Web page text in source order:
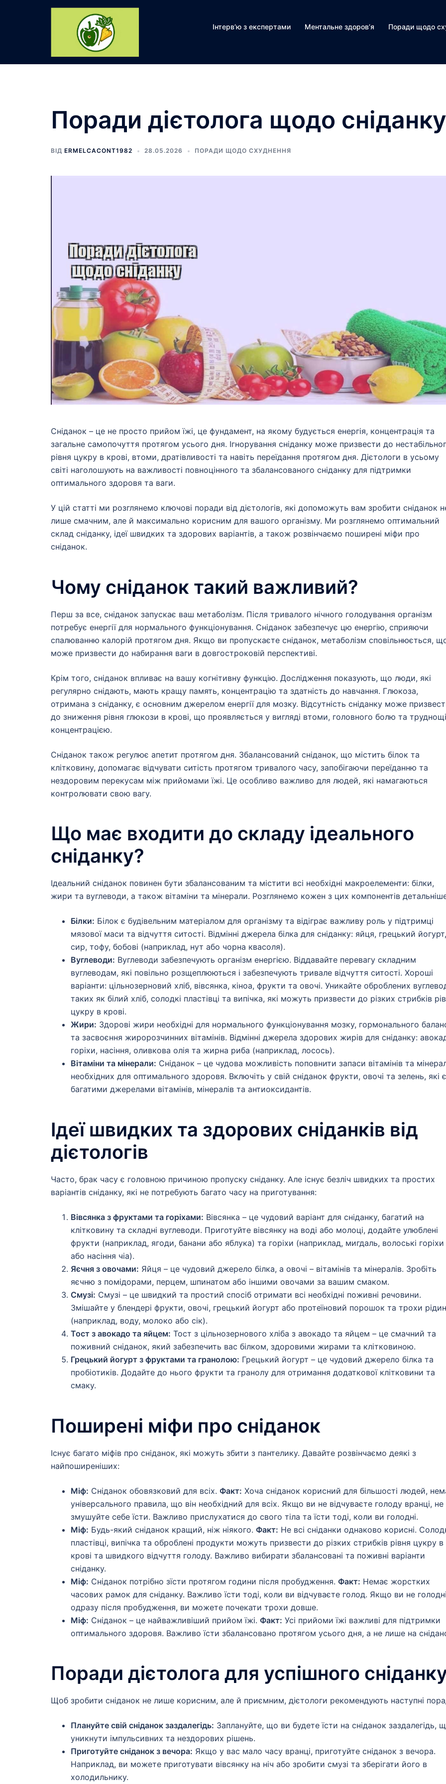
Інтерв’ю з експертами Ментальне здоров’я Поради щодо
Поради дієтолога щодо сніданку
ВІД ERMELCACONT1982 28.05.2026 ПОРАДИ ЩОДО СХУДНЕННЯ
Сніданок – це не просто прийом їжі, це фундамент, на якому будується енергія, концентрація та
загальне самопочуття протягом усього дня. Ігнорування сніданку може призвести до
рівня цукру в крові, втоми, дратівливості та навіть переїдання протягом дня. Дієтологи в усьому
світі наголошують на важливості повноцінного та збалансованого сніданку для підтримки
оптимального здоровя та ваги.
У цій статті ми розглянемо ключові поради від дієтологів, які допоможуть вам зробити сніданок
лише смачним, але й максимально корисним для вашого організму. Ми розглянемо оптимальний
склад сніданку, ідеї швидких та здорових варіантів, а також розвінчаємо поширені міфи про
сніданок.
Чому сніданок такий важливий?
Перш за все, сніданок запускає ваш метаболізм. Після тривалого нічного голодування організм
потребує енергії для нормального функціонування. Сніданок забезпечує цю енергію, сприяючи
спалюванню калорій протягом дня. Якщо ви пропускаєте сніданок, метаболізм сповільнюється,
може призвести до набирання ваги в довгостроковій перспективі.
Крім того, сніданок впливає на вашу когнітивну функцію. Дослідження показують, що люди, які
регулярно снідають, мають кращу память, концентрацію та здатність до навчання. Глюкоза,
отримана з сніданку, є основним джерелом енергії для мозку. Відсутність сніданку може
до зниження рівня глюкози в крові, що проявляється у вигляді втоми, головного болю та
концентрацією.
Сніданок також регулює апетит протягом дня. Збалансований сніданок, що містить білок та
клітковину, допомагає відчувати ситість протягом тривалого часу, запобігаючи переїданню та
нездоровим перекусам між прийомами їжі. Це особливо важливо для людей, які намагаються
контролювати свою вагу.
Що має входити до складу ідеального
сніданку?
Ідеальний сніданок повинен бути збалансованим та містити всі необхідні макроелементи: білки,
жири та вуглеводи, а також вітаміни та мінерали. Розглянемо кожен з цих компонентів
Білки: Білок є будівельним матеріалом для організму та відіграє важливу роль у підтримці
мязової маси та відчуття ситості. Відмінні джерела білка для сніданку: яйця, грецький йогурт,
сир, тофу, бобові (наприклад, нут або чорна квасоля).
Вуглеводи: Вуглеводи забезпечують організм енергією. Віддавайте перевагу складним
вуглеводам, які повільно розщеплюються і забезпечують тривале відчуття ситості. Хороші
варіанти: цільнозерновий хліб, вівсянка, кіноа, фрукти та овочі. Уникайте оброблених
таких як білий хліб, солодкі пластівці та випічка, які можуть призвести до різких стрибків
цукру в крові.
Жири: Здорові жири необхідні для нормального функціонування мозку, гормонального
та засвоєння жиророзчинних вітамінів. Відмінні джерела здорових жирів для сніданку:
горіхи, насіння, оливкова олія та жирна риба (наприклад, лосось).
Вітаміни та мінерали: Сніданок – це чудова можливість поповнити запаси вітамінів та
необхідних для оптимального здоровя. Включіть у свій сніданок фрукти, овочі та зелень, які є
багатими джерелами вітамінів, мінералів та антиоксидантів.
Ідеї швидких та здорових сніданків від
дієтологів
Часто, брак часу є головною причиною пропуску сніданку. Але існує безліч швидких та простих
варіантів сніданку, які не потребують багато часу на приготування:
Вівсянка з фруктами та горіхами: Вівсянка – це чудовий варіант для сніданку, багатий на
клітковину та складні вуглеводи. Приготуйте вівсянку на воді або молоці, додайте улюблені
фрукти (наприклад, ягоди, банани або яблука) та горіхи (наприклад, мигдаль, волоські горіхи
або насіння чіа).
Яєчня з овочами: Яйця – це чудовий джерело білка, а овочі – вітамінів та мінералів. Зробіть
яєчню з помідорами, перцем, шпинатом або іншими овочами за вашим смаком.
Смузі: Смузі – це швидкий та простий спосіб отримати всі необхідні поживні речовини.
Змішайте у блендері фрукти, овочі, грецький йогурт або протеїновий порошок та трохи
(наприклад, воду, молоко або сік).
Тост з авокадо та яйцем: Тост з цільнозернового хліба з авокадо та яйцем – це смачний та
поживний сніданок, який забезпечить вас білком, здоровими жирами та клітковиною.
Грецький йогурт з фруктами та гранолою: Грецький йогурт – це чудовий джерело білка та
пробіотиків. Додайте до нього фрукти та гранолу для отримання додаткової клітковини та
смаку.
Поширені міфи про сніданок
Існує багато міфів про сніданок, які можуть збити з пантелику. Давайте розвінчаємо деякі з
найпоширеніших:
Міф: Сніданок обовязковий для всіх. Факт: Хоча сніданок корисний для більшості людей,
універсального правила, що він необхідний для всіх. Якщо ви не відчуваєте голоду вранці, не
змушуйте себе їсти. Важливо прислухатися до свого тіла та їсти тоді, коли ви голодні.
Міф: Будь-який сніданок кращий, ніж ніякого. Факт: Не всі сніданки однаково корисні.
пластівці, випічка та оброблені продукти можуть призвести до різких стрибків рівня цукру в
крові та швидкого відчуття голоду. Важливо вибирати збалансовані та поживні варіанти
сніданку.
Міф: Сніданок потрібно зїсти протягом години після пробудження. Факт: Немає жорстких
часових рамок для сніданку. Важливо їсти тоді, коли ви відчуваєте голод. Якщо ви не
одразу після пробудження, ви можете почекати трохи довше.
Міф: Сніданок – це найважливіший прийом їжі. Факт: Усі прийоми їжі важливі для підтримки
оптимального здоровя. Важливо їсти збалансовано протягом усього дня, а не лише на
Поради дієтолога для успішного
Щоб зробити сніданок не лише корисним, але й приємним, дієтологи рекомендують наступні
Плануйте свій сніданок заздалегідь: Заплануйте, що ви будете їсти на сніданок заздалегідь,
уникнути імпульсивних та нездорових рішень.
Приготуйте сніданок з вечора: Якщо у вас мало часу вранці, приготуйте сніданок з вечора.
Наприклад, ви можете приготувати вівсянку на ніч або зробити смузі та зберігати його в
холодильнику.